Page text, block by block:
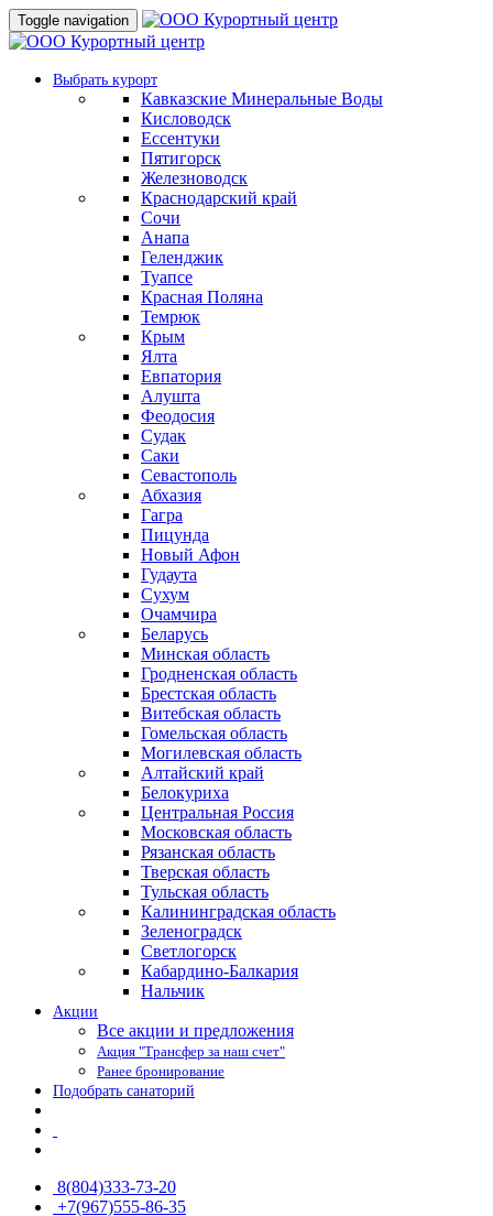
Toggle navigation
Выбрать курорт
Кавказские Минеральные Воды
Кисловодск
Ессентуки
Пятигорск
Железноводск
Краснодарский край
Сочи
Анапа
Геленджик
Туапсе
Красная Поляна
Темрюк
Крым
Ялта
Евпатория
Алушта
Феодосия
Судак
Саки
Севастополь
Абхазия
Гагра
Пицунда
Новый Афон
Гудаута
Сухум
Очамчира
Беларусь
Минская область
Гродненская область
Брестская область
Витебская область
Гомельская область
Могилевская область
Алтайский край
Белокуриха
Центральная Россия
Московская область
Рязанская область
Тверская область
Тульская область
Калининградская область
Зеленоградск
Светлогорск
Кабардино-Балкария
Нальчик
Акции
Все акции и предложения
Акция "Трансфер за наш счет"
Ранее бронирование
Подобрать санаторий
8(804)333-73-20
+7(967)555-86-35